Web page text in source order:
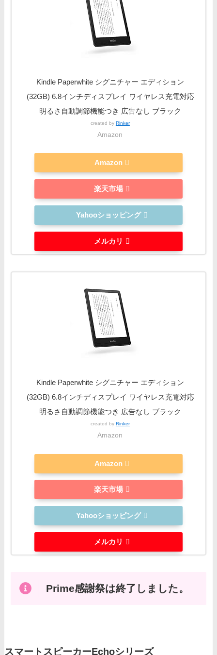
Kindle Paperwhite シグニチャー エディション
(32GB) 6.8インチディスプレイ ワイヤレス充電対応
明るさ自動調節機能つき 広告なし ブラック
created by Rinker
Amazon
Amazon
楽天市場
Yahooショッピング
メルカリ
Kindle Paperwhite シグニチャー エディション
(32GB) 6.8インチディスプレイ ワイヤレス充電対応
明るさ自動調節機能つき 広告なし ブラック
created by Rinker
Amazon
Amazon
楽天市場
Yahooショッピング
メルカリ
Prime感謝祭は終了しました。
スマートスピーカーEchoシリーズ